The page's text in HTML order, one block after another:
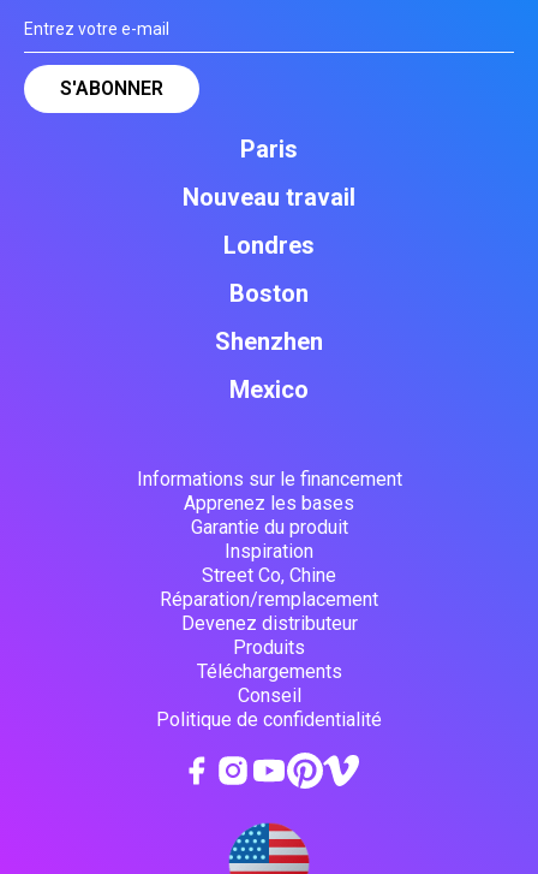
Paris
Nouveau travail
Londres
Boston
Shenzhen
Mexico
Informations sur le financement
Apprenez les bases
Garantie du produit
Inspiration
Street Co, Chine
Réparation/remplacement
Devenez distributeur
Produits
Téléchargements
Conseil
Politique de confidentialité